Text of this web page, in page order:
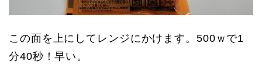
この面を上にしてレンジにかけます。500ｗで1
分40秒！早い。